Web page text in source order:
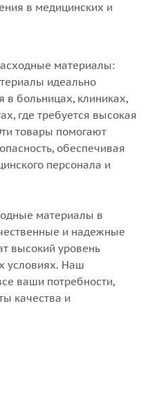
в медицинских и
материалы:
идеально
в больницах, клиниках,
где требуется высокая
товары помогают
обеспечивая
персонала и
материалы в
и надежные
высокий уровень
условиях. Наш
ваши потребности,
качества и